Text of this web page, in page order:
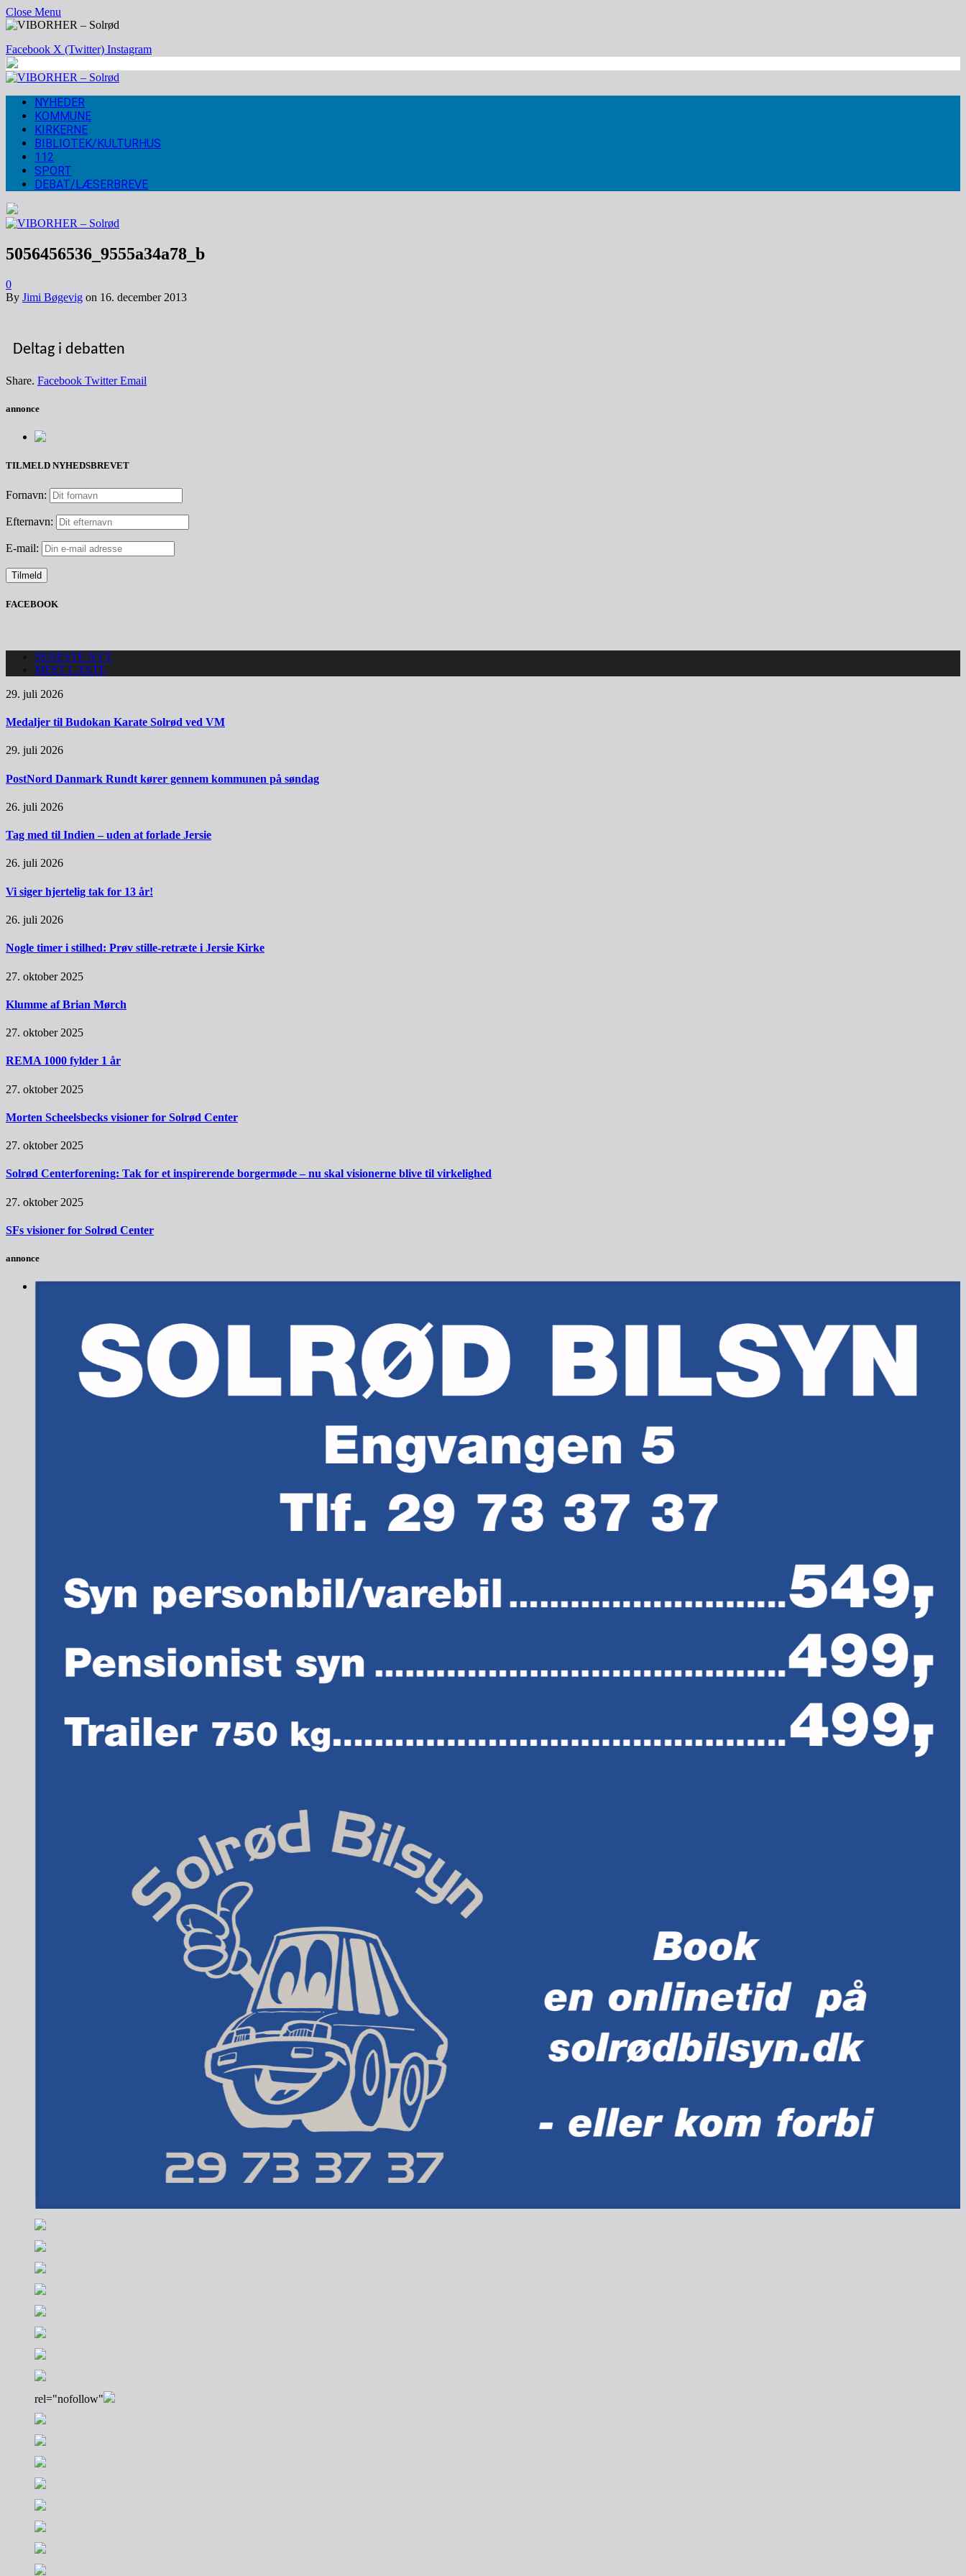
Close Menu
Facebook X (Twitter) Instagram
NYHEDER
KOMMUNE
KIRKERNE
BIBLIOTEK/KULTURHUS
112
SPORT
DEBAT/LÆSERBREVE
5056456536_9555a34a78_b
0
By Jimi Bøgevig on 16. december 2013
Deltag i debatten
Share. Facebook Twitter Email
annonce
TILMELD NYHEDSBREVET
Fornavn:
Efternavn:
E-mail:
FACEBOOK
SENESTE NYT
MEST LÆSTE
29. juli 2026
Medaljer til Budokan Karate Solrød ved VM
29. juli 2026
PostNord Danmark Rundt kører gennem kommunen på søndag
26. juli 2026
Tag med til Indien – uden at forlade Jersie
26. juli 2026
Vi siger hjertelig tak for 13 år!
26. juli 2026
Nogle timer i stilhed: Prøv stille-retræte i Jersie Kirke
27. oktober 2025
Klumme af Brian Mørch
27. oktober 2025
REMA 1000 fylder 1 år
27. oktober 2025
Morten Scheelsbecks visioner for Solrød Center
27. oktober 2025
Solrød Centerforening: Tak for et inspirerende borgermøde – nu skal visionerne blive til virkelighed
27. oktober 2025
SFs visioner for Solrød Center
annonce
rel="nofollow"